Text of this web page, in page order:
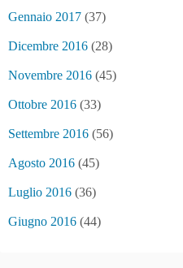
Gennaio 2017 (37)
Dicembre 2016 (28)
Novembre 2016 (45)
Ottobre 2016 (33)
Settembre 2016 (56)
Agosto 2016 (45)
Luglio 2016 (36)
Giugno 2016 (44)